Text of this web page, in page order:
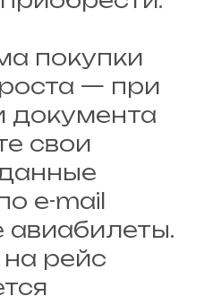
покупки
— при
свои
e-mail
авиабилеты.
рейс